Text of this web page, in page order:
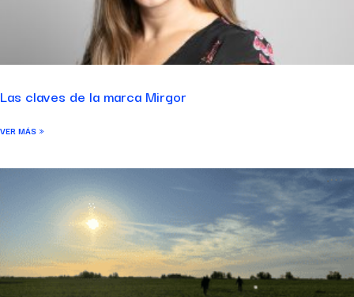
Las claves de la marca Mirgor
VER MÁS »